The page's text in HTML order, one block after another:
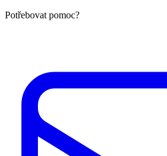
Potřebovat pomoc?